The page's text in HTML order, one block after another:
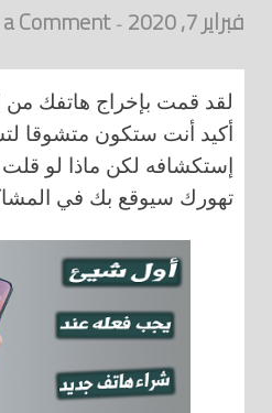
فبراير 7, 2020 -
Comment
لقد قمت بإخراج هاتفك من
أكيد أنت ستكون متشوقا
إستكشافه لكن ماذا لو
تهورك سيوقع بك في